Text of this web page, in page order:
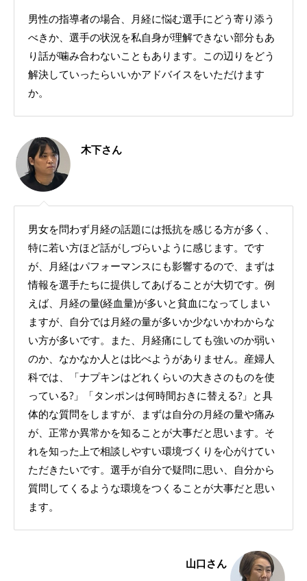
男性の指導者の場合、月経に悩む選手にどう寄り添う
べきか、選手の状況を私自身が理解できない部分もあ
り話が噛み合わないこともあります。この辺りをどう
解決していったらいいかアドバイスをいただけます
か。
木下さん
男女を問わず月経の話題には抵抗を感じる方が多く、
特に若い方ほど話がしづらいように感じます。です
が、月経はパフォーマンスにも影響するので、まずは
情報を選手たちに提供してあげることが大切です。例
えば、月経の量(経血量)が多いと貧血になってしまい
ますが、自分では月経の量が多いか少ないかわからな
い方が多いです。また、月経痛にしても強いのか弱い
のか、なかなか人とは比べようがありません。産婦人
科では、「ナプキンはどれくらいの大きさのものを使
っている?」「タンポンは何時間おきに替える?」と具
体的な質問をしますが、まずは自分の月経の量や痛み
が、正常か異常かを知ることが大事だと思います。そ
れを知った上で相談しやすい環境づくりを心がけてい
ただきたいです。選手が自分で疑問に思い、自分から
質問してくるような環境をつくることが大事だと思い
ます。
山口さん